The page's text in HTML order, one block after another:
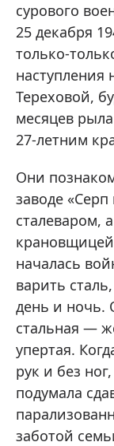
сурового
25 декабря
только-
наступления
Тереховой,
месяцев
27-летним
Они
заводе
сталеваром,
крановщицей
началась
варить
день и ночь.
стальная —
упертая.
рук и без
подумала
заботой